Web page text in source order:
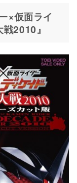
×仮面ライ
2010』